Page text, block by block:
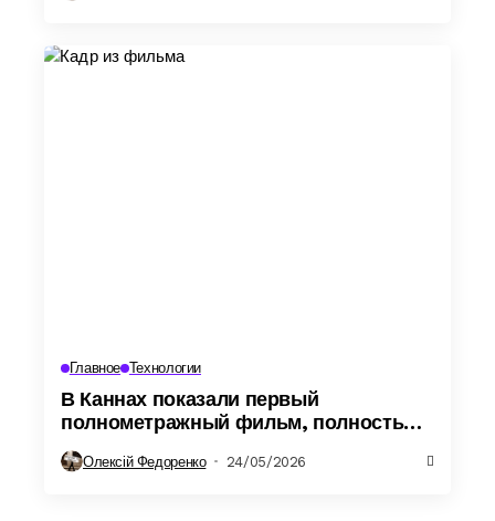
Главное Технологии
В Каннах показали первый
полнометражный фильм, полностью
созданный ИИ
Олексій Федоренко 24/05/2026